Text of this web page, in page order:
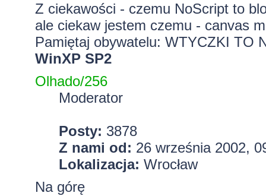
Z ciekawości - czemu NoScript to
ale ciekaw jestem czemu - canvas
Pamiętaj obywatelu: WTYCZKI TO
WinXP SP2
Olhado/256
Moderator
Posty: 3878
Z nami od: 26 września 2002,
Lokalizacja: Wrocław
Na górę